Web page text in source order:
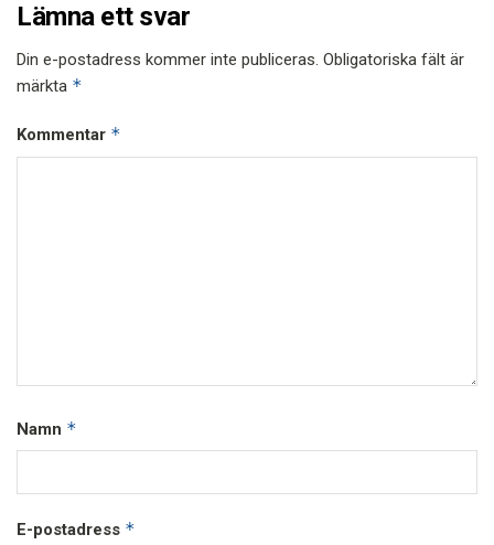
Lämna ett svar
Din e-postadress kommer inte publiceras. Obligatoriska fält är
märkta *
Kommentar *
Namn *
E-postadress *